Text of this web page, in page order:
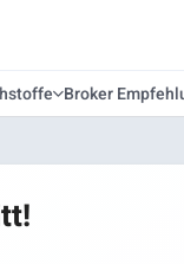
Broker